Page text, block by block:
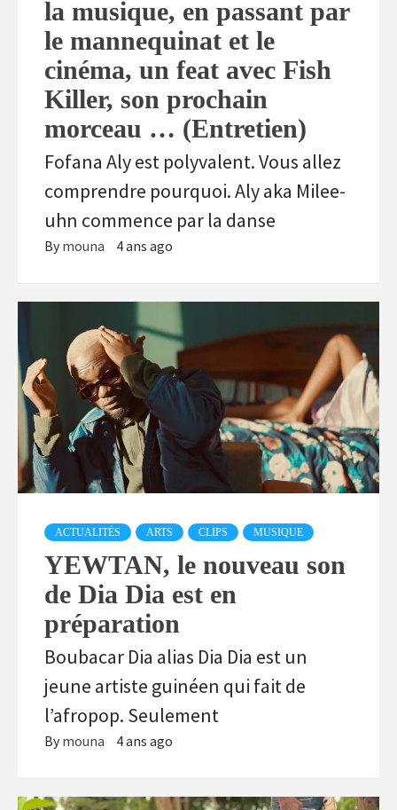
la musique, en passant par
le mannequinat et le
cinéma, un feat avec Fish
Killer, son prochain
morceau … (Entretien)
Fofana Aly est polyvalent. Vous allez
comprendre pourquoi. Aly aka Milee-
uhn commence par la danse
By mouna 4 ans ago
ACTUALITÉS ARTS CLIPS MUSIQUE
YEWTAN, le nouveau son
de Dia Dia est en
préparation
Boubacar Dia alias Dia Dia est un
jeune artiste guinéen qui fait de
l’afropop. Seulement
By mouna 4 ans ago